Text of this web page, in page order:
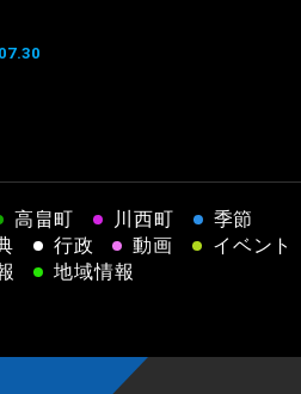
高畠町 川西町
季節
行政 動画
イベント
地域情報